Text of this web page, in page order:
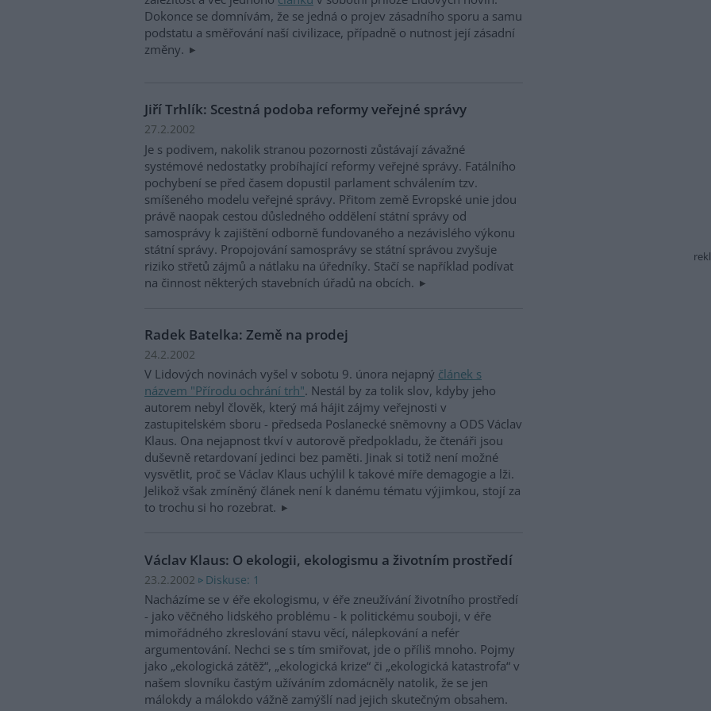
Dokonce se domnívám, že se jedná o projev zásadního sporu a samu
podstatu a směřování naší civilizace, případně o nutnost její zásadní
změny.
Jiří Trhlík: Scestná podoba reformy veřejné správy
27.2.2002
Je s podivem, nakolik stranou pozornosti zůstávají závažné
systémové nedostatky probíhající reformy veřejné správy. Fatálního
pochybení se před časem dopustil parlament schválením tzv.
smíšeného modelu veřejné správy. Přitom země Evropské unie jdou
právě naopak cestou důsledného oddělení státní správy od
samosprávy k zajištění odborně fundovaného a nezávislého výkonu
státní správy. Propojování samosprávy se státní správou zvyšuje
riziko střetů zájmů a nátlaku na úředníky. Stačí se například podívat
na činnost některých stavebních úřadů na obcích.
Radek Batelka: Země na prodej
24.2.2002
V Lidových novinách vyšel v sobotu 9. února nejapný článek s
názvem "Přírodu ochrání trh". Nestál by za tolik slov, kdyby jeho
autorem nebyl člověk, který má hájit zájmy veřejnosti v
zastupitelském sboru - předseda Poslanecké sněmovny a ODS Václav
Klaus. Ona nejapnost tkví v autorově předpokladu, že čtenáři jsou
duševně retardovaní jedinci bez paměti. Jinak si totiž není možné
vysvětlit, proč se Václav Klaus uchýlil k takové míře demagogie a lži.
Jelikož však zmíněný článek není k danému tématu výjimkou, stojí za
to trochu si ho rozebrat.
Václav Klaus: O ekologii, ekologismu a životním prostředí
23.2.2002 Diskuse: 1
Nacházíme se v éře ekologismu, v éře zneužívání životního prostředí
- jako věčného lidského problému - k politickému souboji, v éře
mimořádného zkreslování stavu věcí, nálepkování a nefér
argumentování. Nechci se s tím smiřovat, jde o příliš mnoho. Pojmy
jako „ekologická zátěž“, „ekologická krize“ či „ekologická katastrofa“ v
našem slovníku častým užíváním zdomácněly natolik, že se jen
málokdy a málokdo vážně zamýšlí nad jejich skutečným obsahem.